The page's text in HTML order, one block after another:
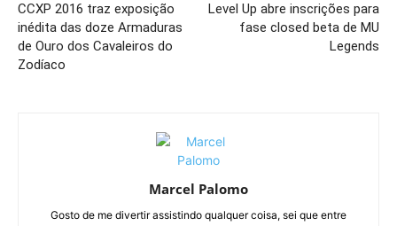
CCXP 2016 traz exposição
inédita das doze Armaduras
de Ouro dos Cavaleiros do
Zodíaco
Level Up abre inscrições para
fase closed beta de MU
Legends
Marcel Palomo
Gosto de me divertir assistindo qualquer coisa, sei que entre